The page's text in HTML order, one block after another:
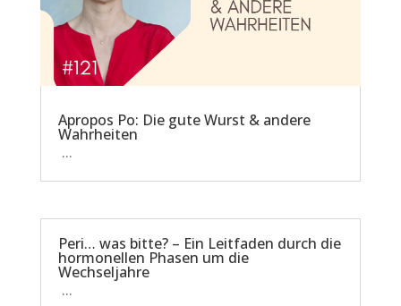
Apropos Po: Die gute Wurst & andere
Wahrheiten
...
Peri… was bitte? – Ein Leitfaden durch die
hormonellen Phasen um die
Wechseljahre
...